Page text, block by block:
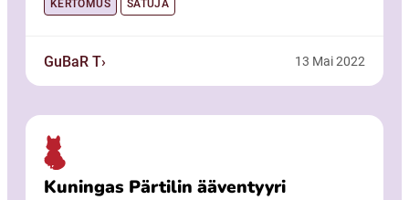
KERTOMUS SATUJA
GuBaR T 13 Mai 2022
Kuningas Pärtilin ääventyyri